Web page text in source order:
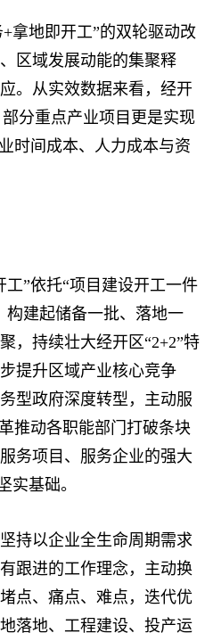
地即开工”的双轮驱动改
区域发展动能的集聚释
。从实效数据来看，经开
分重点产业项目更是实现
时间成本、人力成本与资
”依托“项目建设开工一件
构建起储备一批、落地一
，持续壮大经开区“2+2”特
提升区域产业核心竞争
型政府深度转型，主动服
推动各职能部门打破条块
务项目、服务企业的强大
实基础。
持以企业全生命周期需求
跟进的工作理念，主动换
点、痛点、难点，迭代优
落地、工程建设、投产运